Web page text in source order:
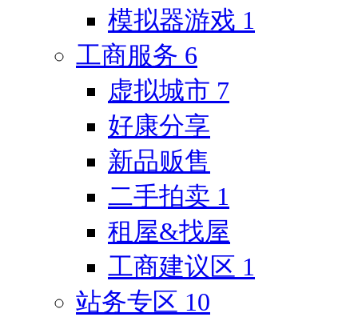
模拟器游戏 1
工商服务 6
虚拟城市 7
好康分享
新品贩售
二手拍卖 1
租屋&找屋
工商建议区 1
站务专区 10